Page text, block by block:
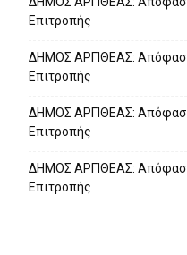
Επιτροπής
ΔΗΜΟΣ ΑΡΓΙΘΕΑΣ:
Επιτροπής
ΔΗΜΟΣ ΑΡΓΙΘΕΑΣ:
Επιτροπής
ΔΗΜΟΣ ΑΡΓΙΘΕΑΣ:
Επιτροπής